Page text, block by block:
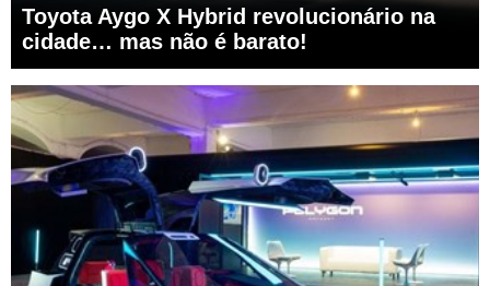
Toyota Aygo X Hybrid revolucionário na
cidade… mas não é barato!